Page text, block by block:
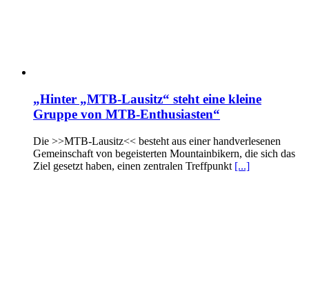
„Hinter „MTB-Lausitz“ steht eine kleine
Gruppe von MTB-Enthusiasten“
Die >>MTB-Lausitz<< besteht aus einer handverlesenen
Gemeinschaft von begeisterten Mountainbikern, die sich das
Ziel gesetzt haben, einen zentralen Treffpunkt [...]